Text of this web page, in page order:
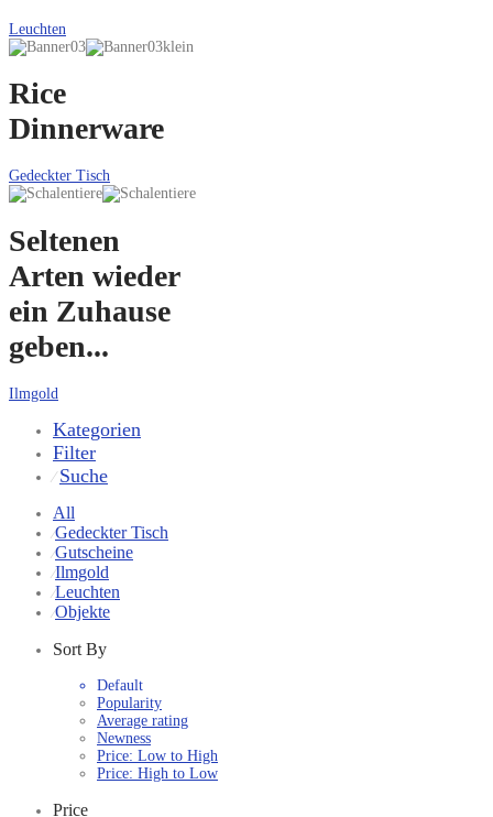
Leuchten
Rice
Dinnerware
Gedeckter Tisch
Seltenen
Arten wieder
ein Zuhause
geben...
Ilmgold
Kategorien
Filter
⁄ Suche
All
⁄Gedeckter Tisch
⁄Gutscheine
⁄Ilmgold
⁄Leuchten
⁄Objekte
Sort By
Default
Popularity
Average rating
Newness
Price: Low to High
Price: High to Low
Price